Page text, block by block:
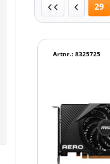
29
Artnr.: 8325725